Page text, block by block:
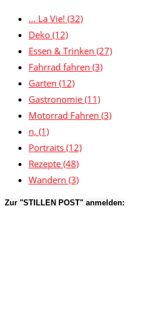
… La Vie! (32)
Deko (12)
Essen & Trinken (27)
Fahrrad fahren (3)
Garten (12)
Gastronomie (11)
Motorrad Fahren (3)
n, (1)
Portraits (12)
Rezepte (48)
Wandern (3)
Zur "STILLEN POST" anmelden: